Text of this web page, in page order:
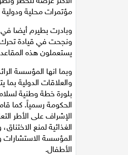
مؤتمرات محلية
وبادرت بطيرم أيضا في
يستعملون هذه
وبما انها المؤسسة
والعلاقات الدولية
الإشراف على الأطر
المؤسسة الاستشارات
الأطفال.